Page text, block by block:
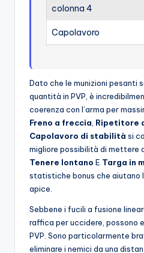
colonna 4
Capolavoro
Dato che le munizioni pesanti
quantità in PVP, è
coerenza con l’arma per
Freno a freccia Ripetitore
Capolavoro di stabilità si
migliore possibilità di mettere
Tenere lontano E Targa in
statistiche bonus che aiutano
apice.
Sebbene i fucili a fusione
raffica per uccidere, possono
PVP. Sono particolarmente
eliminare i nemici da una